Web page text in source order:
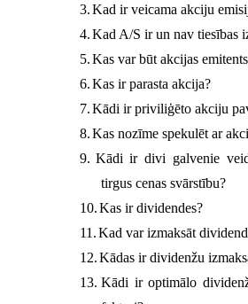
3.Kad ir veicama akciju
4.Kad A/S ir un nav tiesības
5.Kas var būt akcijas
6.Kas ir parasta akcija?
7.Kādi ir priviliģēto akciju
8.Kas nozīme spekulēt ar
9. Kādi ir divi galvenie
tirgus cenas svārstību?
10.Kas ir dividendes?
11.Kad var izmaksāt
12.Kādas ir dividenžu
13. Kādi ir optimālo